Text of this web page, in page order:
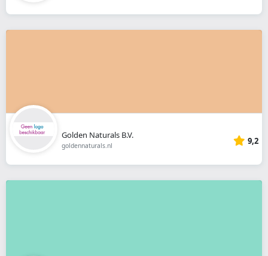
Golden Naturals B.V.
goldennaturals.nl 9,2